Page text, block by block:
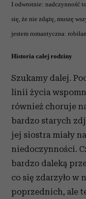
I odwrotnie: nadczynność
się, że nie zdążę, muszę
jestem romantyczna:
Historia całej rodziny
Szukamy dalej.
linii życia
również choruje
bardzo starych
jej siostra miały
niedoczynności.
bardzo daleką
co się zdarzyło w
poprzednich, ale